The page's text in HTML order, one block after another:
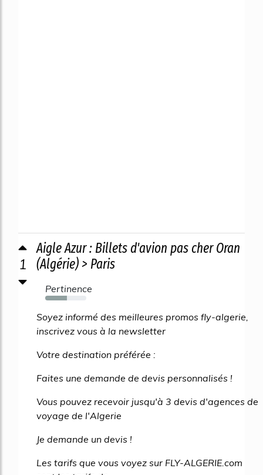
1
Aigle Azur : Billets d'avion pas cher Oran
(Algérie) > Paris
Pertinence
53%
Soyez informé des meilleures promos fly-algerie,
inscrivez vous à la newsletter
Votre destination préférée :
Faites une demande de devis personnalisés !
Vous pouvez recevoir jusqu'à 3 devis d'agences de
voyage de l'Algerie
Je demande un devis !
Les tarifs que vous voyez sur FLY-ALGERIE.com